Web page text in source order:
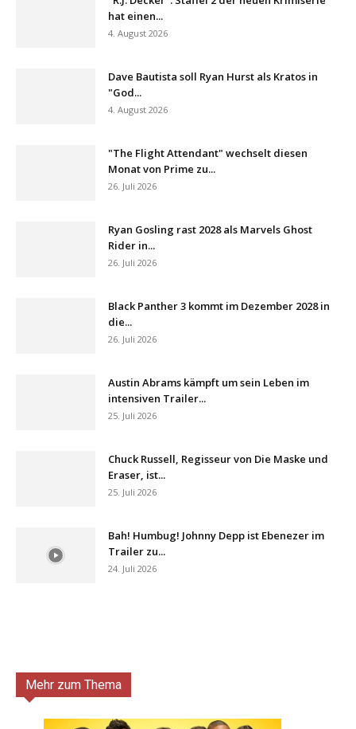
hat einen...
4. August 2026
Dave Bautista soll Ryan Hurst als Kratos in
"God...
4. August 2026
"The Flight Attendant" wechselt diesen
Monat von Prime zu...
26. Juli 2026
Ryan Gosling rast 2028 als Marvels Ghost
Rider in...
26. Juli 2026
Black Panther 3 kommt im Dezember 2028 in
die...
26. Juli 2026
Austin Abrams kämpft um sein Leben im
intensiven Trailer...
25. Juli 2026
Chuck Russell, Regisseur von Die Maske und
Eraser, ist...
25. Juli 2026
Bah! Humbug! Johnny Depp ist Ebenezer im
Trailer zu...
24. Juli 2026
Mehr zum Thema